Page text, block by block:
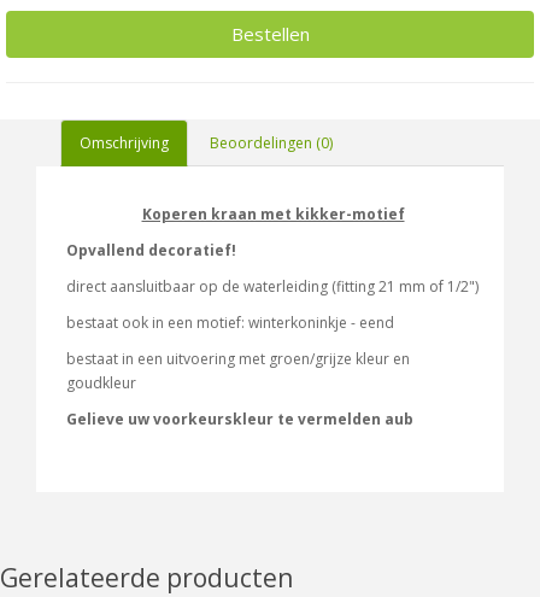
Bestellen
Omschrijving Beoordelingen (0)
Koperen kraan met kikker-motief
Opvallend decoratief!
direct aansluitbaar op de waterleiding (fitting 21 mm of 1/2")
bestaat ook in een motief: winterkoninkje - eend
bestaat in een uitvoering met groen/grijze kleur en
goudkleur
Gelieve uw voorkeurskleur te vermelden aub
Gerelateerde producten